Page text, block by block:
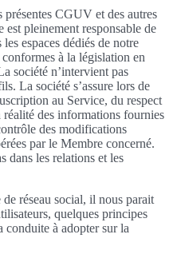
CGUV et des autres
pleinement responsable de
espaces dédiés de notre
à la législation en
société n’intervient pas
La société s’assure lors de
au Service, du respect
des informations fournies
des modifications
par le Membre concerné.
dans les relations et les
réseau social, il nous parait
quelques principes
conduite à adopter sur la